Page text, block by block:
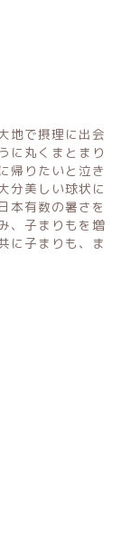
地で摂理に出会
に丸くまとまり
帰りたいと泣き
分美しい球状に
本有数の暑さを
、子まりもを増
に子まりも、ま